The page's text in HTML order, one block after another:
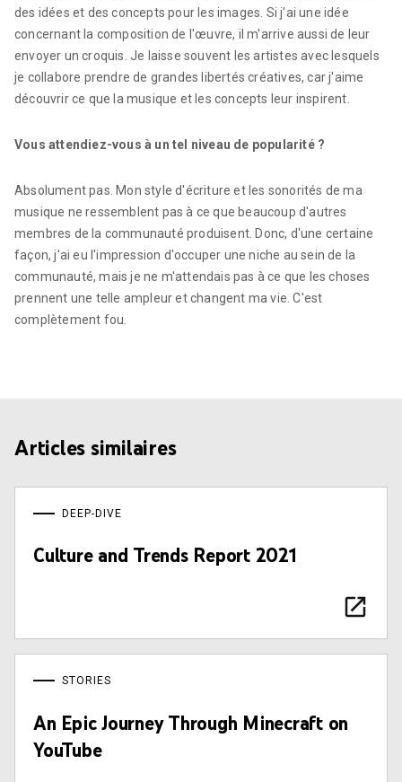
des idées et des concepts pour les images. Si j'ai une idée
concernant la composition de l'œuvre, il m'arrive aussi de leur
envoyer un croquis. Je laisse souvent les artistes avec lesquels
je collabore prendre de grandes libertés créatives, car j'aime
découvrir ce que la musique et les concepts leur inspirent.
Vous attendiez-vous à un tel niveau de popularité ?
Absolument pas. Mon style d'écriture et les sonorités de ma
musique ne ressemblent pas à ce que beaucoup d'autres
membres de la communauté produisent. Donc, d'une certaine
façon, j'ai eu l'impression d'occuper une niche au sein de la
communauté, mais je ne m'attendais pas à ce que les choses
prennent une telle ampleur et changent ma vie. C'est
complètement fou.
Articles similaires
DEEP-DIVE
Culture and Trends Report 2021
STORIES
An Epic Journey Through Minecraft on
YouTube